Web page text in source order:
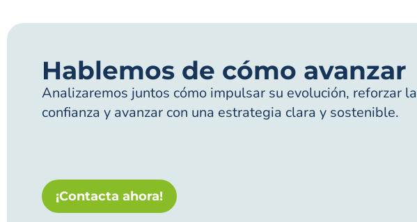
Hablemos de cómo avanzar
Analizaremos juntos cómo impulsar su evolución, reforzar la
confianza y avanzar con una estrategia clara y sostenible.
¡Contacta ahora!